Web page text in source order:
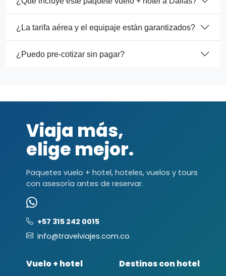
¿La tarifa aérea y el equipaje están garantizados?
¿Puedo pre-cotizar sin pagar?
Viaja más,
elige mejor.
Paquetes vuelo + hotel, hoteles, vuelos y tours
con asesoría antes de reservar.
+57 315 242 0015
info@travelviajes.com.co
Vuelo + hotel Destinos con hotel